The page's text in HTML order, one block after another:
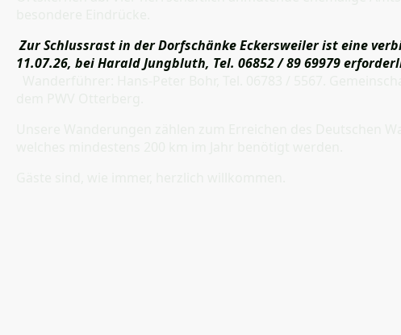
Zur Schlussrast in der Dorfschänke Eckersweiler ist eine
11.07.26, bei Harald Jungbluth, Tel. 06852 / 89 69979